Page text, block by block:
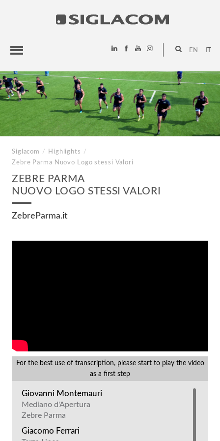
EN
HIGHLIGHTS
PROGETTI
Siglacom / Highlights
/
Zebre Parma Nuovo Logo stessi Valori
ZEBRE PARMA
NUOVO LOGO STESSI VALORI
ZebreParma.it
For the best use of transcription, please start to play the video
as a first step
Giovanni Montemauri
Mediano d'Apertura
Zebre Parma
Giacomo Ferrari